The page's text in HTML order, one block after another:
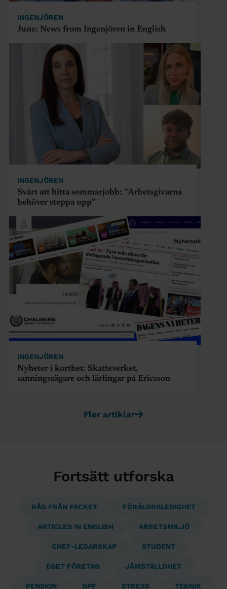
INGENJÖREN
June: News from Ingenjören in English
INGENJÖREN
Svårt att hitta sommarjobb: ”Arbetsgivarna
behöver steppa upp”
INGENJÖREN
Nyheter i korthet: Skatteverket,
sanningssägare och lärlingar på Ericsson
Fler artiklar
Fortsätt utforska
RÅD FRÅN FACKET FÖRÄLDRALEDIGHET
ARTICLES IN ENGLISH ARBETSMILJÖ
CHEF-LEDARSKAP STUDENT
EGET FÖRETAG JÄMSTÄLLDHET
PENSION NPF STRESS TEKNIK